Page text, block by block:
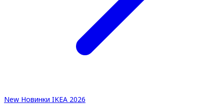
New Новинки IKEA 2026